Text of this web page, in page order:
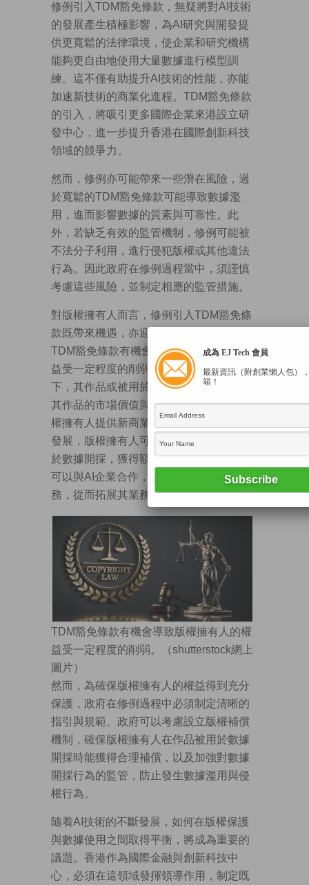
修例引入TDM豁免條款，無疑將對AI技術
的發展產生積極影響，為AI研究與開發提
供更寬鬆的法律環境，使企業和研究機構
能夠更自由地使用大量數據進行模型訓
練。這不僅有助提升AI技術的性能，亦能
加速新技術的商業化進程。TDM豁免條款
的引入，將吸引更多國際企業來港設立研
發中心，進一步提升香港在國際創新科技
領域的競爭力。
然而，修例亦可能帶來一些潛在風險，過
於寬鬆的TDM豁免條款可能導致數據濫
用，進而影響數據的質素與可靠性。此
外，若缺乏有效的監管機制，修例可能被
不法分子利用，進行侵犯版權或其他違法
行為。因此政府在修例過程當中，須謹慎
考慮這些風險，並制定相應的監管措施。
對版權擁有人而言，修例引入TDM豁免條
款既帶來機遇，亦迎來挑戰。一方面，
TDM豁免條款有機會導致版權擁有人的權
益受一定程度的削弱，例如在未經授權
下，其作品或被用於數據開採，從而影響
其作品的市場價值與收益。但修例也為版
權擁有人提供新商業機會，隨着AI技術的
發展，版權擁有人可以透過授權其作品用
於數據開採，獲得額外的收入來源。同時
可以與AI企業合作，開發新的產品與服
務，從而拓展其業務範疇。
TDM豁免條款有機會導致版權擁有人的權
益受一定程度的削弱。（shutterstock網上
圖片）
然而，為確保版權擁有人的權益得到充分
保護，政府在修例過程中必須制定清晰的
指引與規範。政府可以考慮設立版權補償
機制，確保版權擁有人在作品被用於數據
開採時能獲得合理補償，以及加強對數據
開採行為的監管，防止發生數據濫用與侵
權行為。
隨着AI技術的不斷發展，如何在版權保護
與數據使用之間取得平衡，將成為重要的
議題。香港作為國際金融與創新科技中
心，必須在這領域發揮領導作用，制定既
成為 EJ Tech 會員
最新資訊（附創業懶人包）
箱！